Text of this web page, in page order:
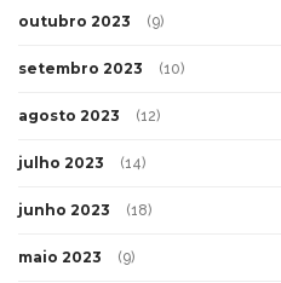
outubro 2023 (9)
setembro 2023 (10)
agosto 2023 (12)
julho 2023 (14)
junho 2023 (18)
maio 2023 (9)